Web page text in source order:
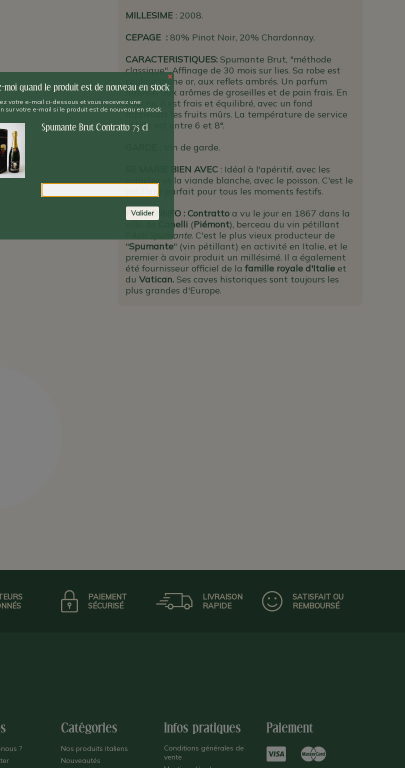
MILLESIME: 2008.
CEPAGE : 80% Pinot Noir, 20% Chardonnay.
CARACTERISTIQUES: Spumante Brut, "méthode
classique". Affinage de 30 mois sur lies. Sa robe est
couleur jaune or, aux reflets ambrés. Un parfum
intense, aux arômes de groseilles et de pain frais. En
bouche, il est frais et équilibré, avec un fond
rappelant les fruits mûrs. La température de service
idéale est entre 6 et 8°.
Vin de garde.
SE MARIE BIEN AVEC: Idéal à l'apéritif, avec les
volailles et la viande blanche, avec le poisson. C'est le
pétillant parfait pour tous les moments festifs.
PLUS D'INFO : Contratto a vu le jour en 1867 dans la
Canelli (Piémont), berceau du vin pétillant
Asti Spumante. C'est le plus vieux producteur de
"Spumante" (vin pétillant) en activité en Italie, et le
premier à avoir produit un millésimé. Il a également
été fournisseur officiel de la famille royale d'Italieet
du Vatican.Ses caves historiques sont toujours les
plus grandes d'Europe.
PAIEMENT
SÉCURISÉ
LIVRAISON
RAPIDE
SATISFAIT OU
REMBOURSÉ
?
Catégories
Nos produits italiens
Nouveautés
Infos pratiques
Conditions générales de
vente
Paiement
×
moi quand le produit est de nouveau en stock
votre e-mail ci-dessous et vous recevrez une
sur votre e-mail si le produit est de nouveau en stock.
Spumante Brut Contratto 75 cl
Valider